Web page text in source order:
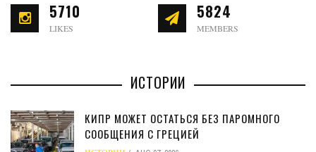
5710
LIKES
5824
MEMBERS
ИСТОРИИ
КИПР МОЖЕТ ОСТАТЬСЯ БЕЗ ПАРОМНОГО
СООБЩЕНИЯ С ГРЕЦИЕЙ